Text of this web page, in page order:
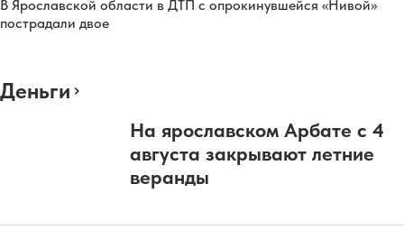
В Ярославской области в ДТП с опрокинувшейся «Нивой»
пострадали двое
Деньги
На ярославском Арбате с 4
августа закрывают летние
веранды